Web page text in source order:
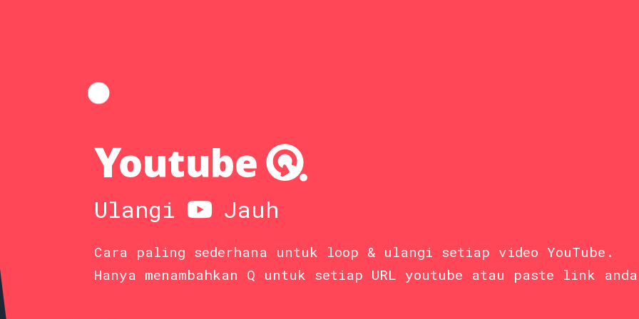
Ulangi Jauh
Cara paling sederhana untuk loop & ulangi setiap video YouTube.
Hanya menambahkan Q untuk setiap URL youtube atau paste link